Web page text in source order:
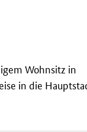
Wohnsitz in
in die